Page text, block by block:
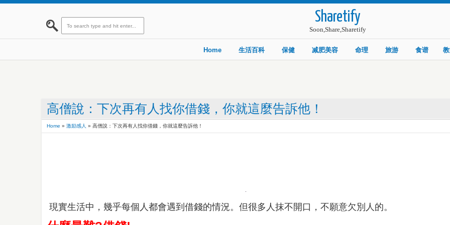
Sharetify
Soon,Share,Sharetify
Home 生活百科 保健 减肥美容 命理 旅游 食谱
高僧說：下次再有人找你借錢，你就這麼告訴他！
Home » 激励感人 » 高僧說：下次再有人找你借錢，你就這麼告訴他！
現實生活中，幾乎每個人都會遇到借錢的情況。但很多人抹不開口，不願意欠別人的。